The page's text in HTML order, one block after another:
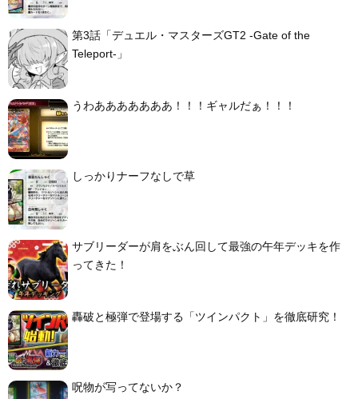
第3話「デュエル・マスターズGT2 -Gate of the
Teleport-」
うわあああああああ！！！ギャルだぁ！！！
しっかりナーフなしで草
サブリーダーが肩をぶん回して最強の午年デッキを作
ってきた！
轟破と極弾で登場する「ツインパクト」を徹底研究！
呪物が写ってないか？